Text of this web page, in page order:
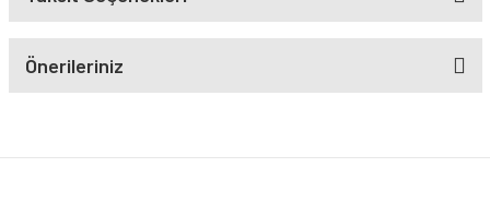
Önerileriniz